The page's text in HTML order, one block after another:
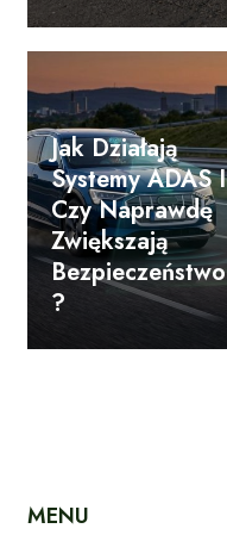
Jak Działają
Systemy ADAS I
Czy Naprawdę
Zwiększają
Bezpieczeństwo
?
MENU